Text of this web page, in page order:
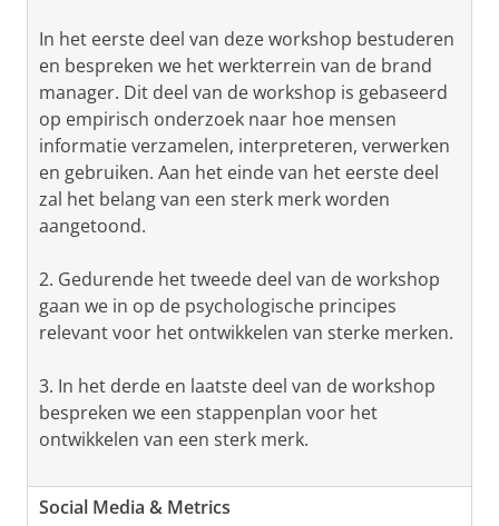
In het eerste deel van deze workshop bestuderen
en bespreken we het werkterrein van de brand
manager. Dit deel van de workshop is gebaseerd
op empirisch onderzoek naar hoe mensen
informatie verzamelen, interpreteren, verwerken
en gebruiken. Aan het einde van het eerste deel
zal het belang van een sterk merk worden
aangetoond.
2. Gedurende het tweede deel van de workshop
gaan we in op de psychologische principes
relevant voor het ontwikkelen van sterke merken.
3. In het derde en laatste deel van de workshop
bespreken we een stappenplan voor het
ontwikkelen van een sterk merk.
Social Media & Metrics